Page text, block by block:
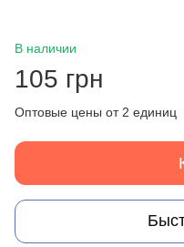
В наличии
105 грн
Оптовые цены от 2 единиц